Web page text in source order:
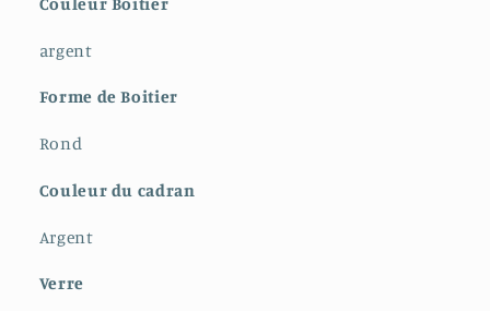
argent
Forme de Boitier
Rond
Couleur du cadran
Argent
Verre